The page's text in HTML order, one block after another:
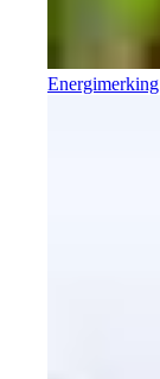
Energimerking